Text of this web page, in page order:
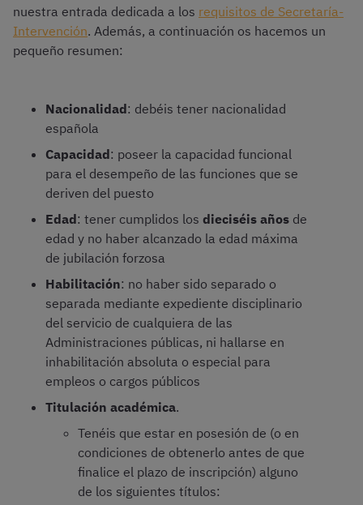
nuestra entrada dedicada a los requisitos de Secretaría-
Intervención. Además, a continuación os hacemos un
pequeño resumen:
Nacionalidad: debéis tener nacionalidad
española
Capacidad: poseer la capacidad funcional
para el desempeño de las funciones que se
deriven del puesto
Edad: tener cumplidos los dieciséis años de
edad y no haber alcanzado la edad máxima
de jubilación forzosa
Habilitación: no haber sido separado o
separada mediante expediente disciplinario
del servicio de cualquiera de las
Administraciones públicas, ni hallarse en
inhabilitación absoluta o especial para
empleos o cargos públicos
Titulación académica.
Tenéis que estar en posesión de (o en
condiciones de obtenerlo antes de que
finalice el plazo de inscripción) alguno
de los siguientes títulos: